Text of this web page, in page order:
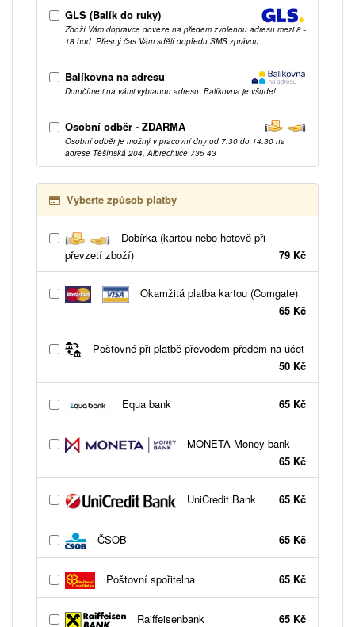
GLS (Balík do ruky)
Zboží Vám dopravce doveze na předem zvolenou adresu mezi 8 -
18 hod. Přesný čas Vám sdělí dopředu SMS zprávou.
Balíkovna na adresu
Doručíme i na vámi vybranou adresu. Balíkovna je všude!
Osobní odběr - ZDARMA
Osobní odběr je možný v pracovní dny od 7:30 do 14:30 na
adrese Těšínská 204, Albrechtice 735 43
Vyberte způsob platby
Dobírka (kartou nebo hotově při
převzetí zboží)
79 Kč
Okamžitá platba kartou (Comgate)
65 Kč
Poštovné při platbě převodem předem na účet
50 Kč
Equa bank 65 Kč
MONETA Money bank
65 Kč
UniCredit Bank 65 Kč
ČSOB 65 Kč
Poštovní spořitelna 65 Kč
Raiffeisenbank 65 Kč